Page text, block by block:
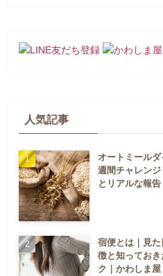
人気記事
オートミール
週間チャレン
とリアルな報告
宿便とは｜見
徴と知ってお
ク｜かわしま屋